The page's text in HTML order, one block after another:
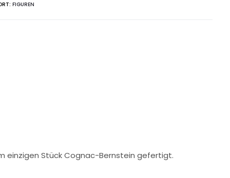
FIGUREN
einzigen Stück Cognac-Bernstein gefertigt.